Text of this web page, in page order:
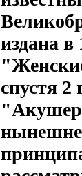
издана
спустя 2